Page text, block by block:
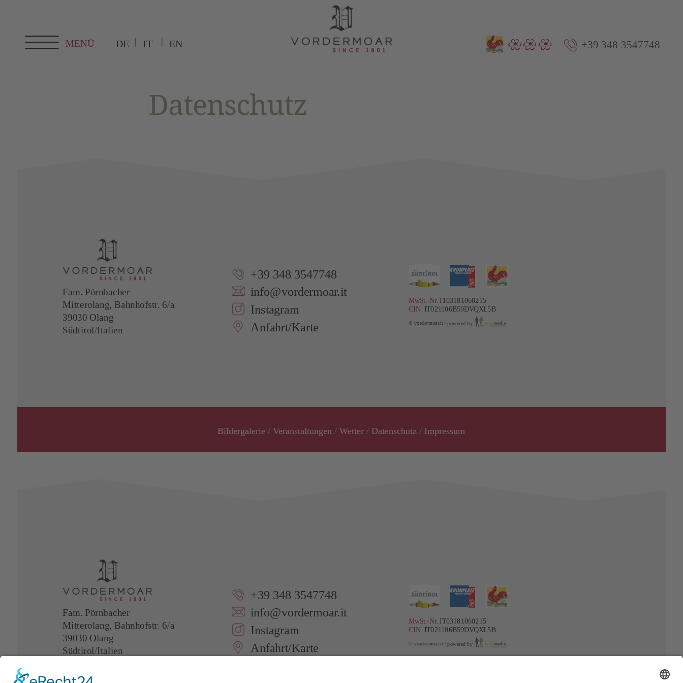
DE IT EN +39 348 3547748
Datenschutz
Fam. Pörnbacher
Mitterolang, Bahnhofstr. 6/a
39030 Olang
Südtirol/Italien
+39 348 3547748
info@vordermoar.it
Instagram
Anfahrt/Karte
MwSt.-Nr. IT03181060215
CIN: IT021106B59DVQXL5B
© vordermoar.it /powered by
Bildergalerie /Veranstaltungen /Wetter / Datenschutz / Impressum
Fam. Pörnbacher
Mitterolang, Bahnhofstr. 6/a
39030 Olang
Südtirol/Italien
+39 348 3547748
info@vordermoar.it
Instagram
Anfahrt/Karte
MwSt.-Nr. IT03181060215
CIN: IT021106B59DVQXL5B
© vordermoar.it /powered by